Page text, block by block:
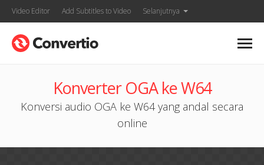
Video Editor Add Subtitles to Video Selanjutnya
Konverter OGA ke W64
Konversi audio OGA ke W64 yang andal secara
online